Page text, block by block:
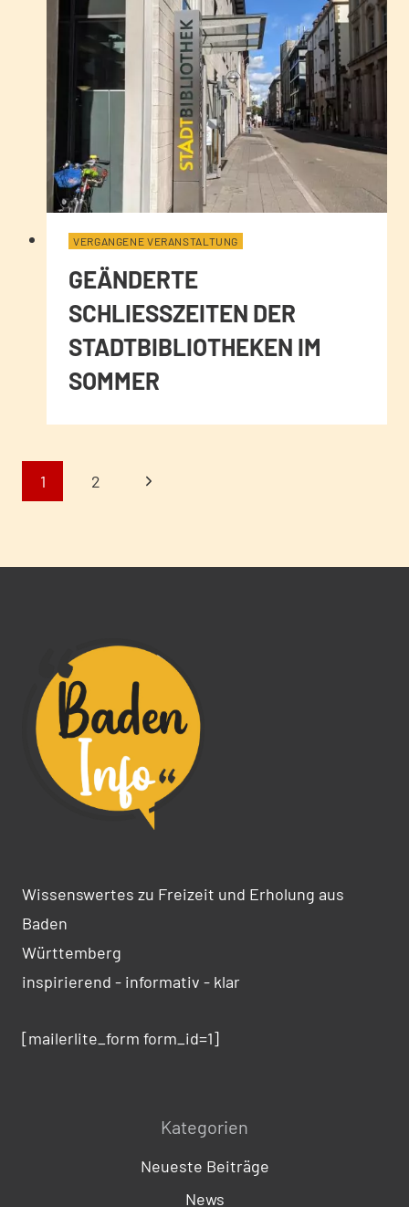
VERGANGENE VERANSTALTUNG
GEÄNDERTE
SCHLIESSZEITEN DER S
TADTBIBLIOTHEKEN IM S
OMMER
1 2
Nächste
Wissenswertes zu Freizeit und Erholung aus
Baden
Württemberg
inspirierend - informativ - klar
[mailerlite_form form_id=1]
Kategorien
Neueste Beiträge
News